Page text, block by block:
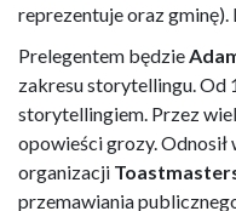
reprezentuje oraz
Prelegentem będzie
zakresu storytellingu. Od
storytellingiem. Przez
opowieści grozy.
organizacji
przemawiania